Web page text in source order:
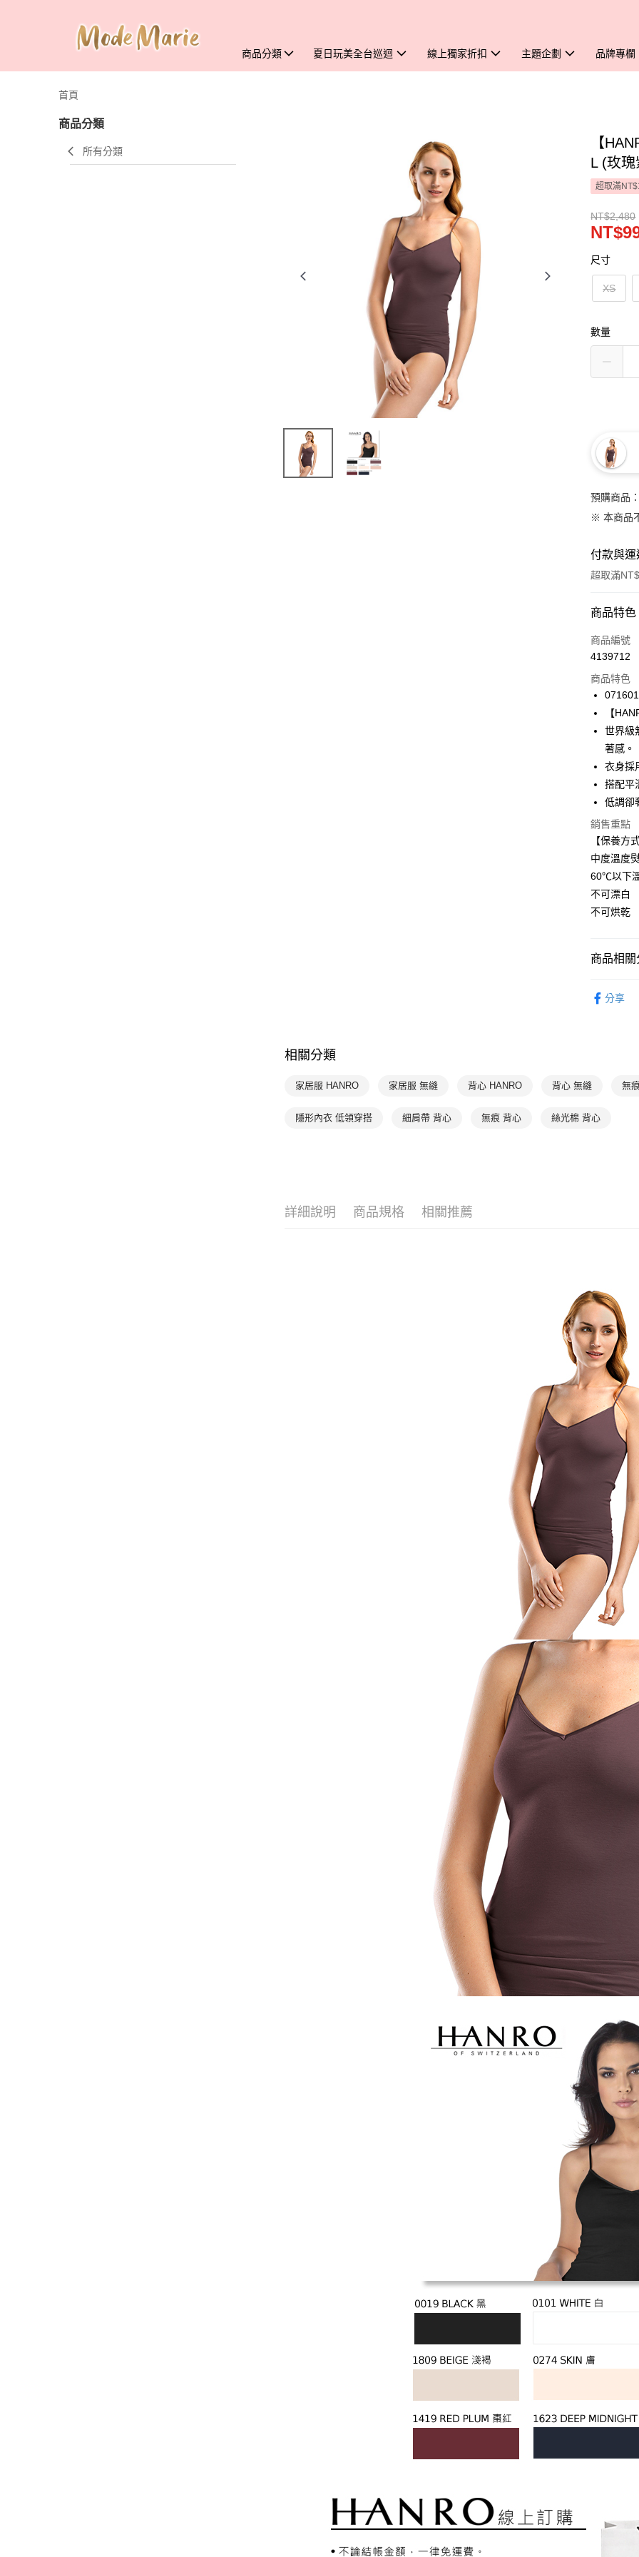
商品分類 夏日玩美全台巡迴 線上獨家折扣 主題企劃 品牌專欄
首頁
商品分類
所有分類
【
L (玫
超取滿
NT$2,480
尺寸
XS
數量
預購商品
※ 本商品
付款與
超取滿
付款方式
信用卡一
合作金
華南商
國泰世
臺灣中
匯豐（
聯邦商
玉山商
台新國
台灣樂
LINE Pay
悠遊付
ATM付款
運送方式
付款後全
每筆
每筆
每筆
商品特色
商品編號
4139712
商品特色
【
世界級
著感。
衣身採
搭配平
低調卻
銷售重點
【保養方
中度溫度
60℃以下
不可漂白
不可烘乾
商品相關
分享
相關分類
家居服 HANRO 家居服 無縫 背心 HANRO 背心 無縫 無
隱形內衣 低領穿搭 細肩帶 背心 無痕 背心 絲光棉 背心
詳細說明 商品規格 相關推薦